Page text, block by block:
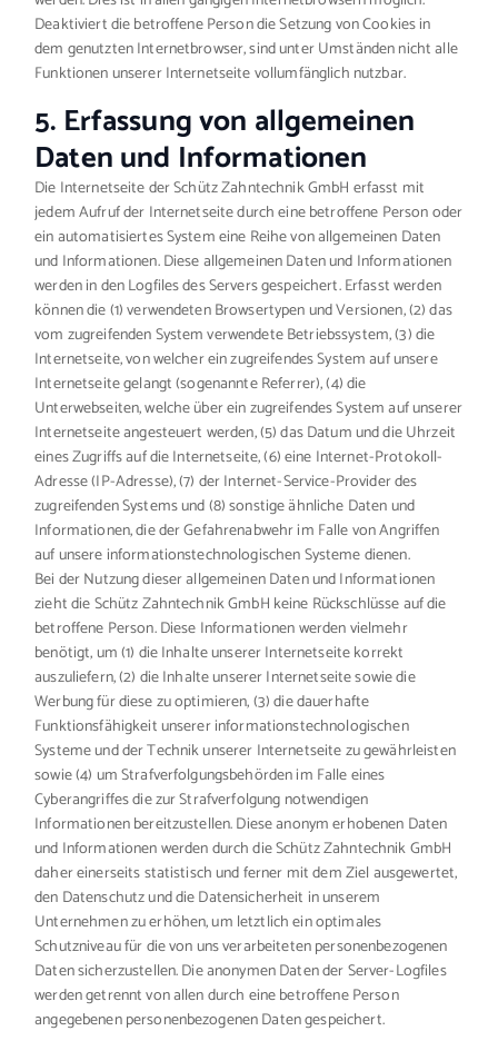
Deaktiviert die betroffene Person die Setzung von Cookies in
dem genutzten Internetbrowser, sind unter Umständen nicht alle
Funktionen unserer Internetseite vollumfänglich nutzbar.
5. Erfassung von allgemeinen
Daten und Informationen
Die Internetseite der Schütz Zahntechnik GmbH erfasst mit
jedem Aufruf der Internetseite durch eine betroffene Person oder
ein automatisiertes System eine Reihe von allgemeinen Daten
und Informationen. Diese allgemeinen Daten und Informationen
werden in den Logfiles des Servers gespeichert. Erfasst werden
können die (1) verwendeten Browsertypen und Versionen, (2) das
vom zugreifenden System verwendete Betriebssystem, (3) die
Internetseite, von welcher ein zugreifendes System auf unsere
Internetseite gelangt (sogenannte Referrer), (4) die
Unterwebseiten, welche über ein zugreifendes System auf unserer
Internetseite angesteuert werden, (5) das Datum und die Uhrzeit
eines Zugriffs auf die Internetseite, (6) eine Internet-Protokoll-
Adresse (IP-Adresse), (7) der Internet-Service-Provider des
zugreifenden Systems und (8) sonstige ähnliche Daten und
Informationen, die der Gefahrenabwehr im Falle von Angriffen
auf unsere informationstechnologischen Systeme dienen.
Bei der Nutzung dieser allgemeinen Daten und Informationen
zieht die Schütz Zahntechnik GmbH keine Rückschlüsse auf die
betroffene Person. Diese Informationen werden vielmehr
benötigt, um (1) die Inhalte unserer Internetseite korrekt
auszuliefern, (2) die Inhalte unserer Internetseite sowie die
Werbung für diese zu optimieren, (3) die dauerhafte
Funktionsfähigkeit unserer informationstechnologischen
Systeme und der Technik unserer Internetseite zu gewährleisten
sowie (4) um Strafverfolgungsbehörden im Falle eines
Cyberangriffes die zur Strafverfolgung notwendigen
Informationen bereitzustellen. Diese anonym erhobenen Daten
und Informationen werden durch die Schütz Zahntechnik GmbH
daher einerseits statistisch und ferner mit dem Ziel ausgewertet,
den Datenschutz und die Datensicherheit in unserem
Unternehmen zu erhöhen, um letztlich ein optimales
Schutzniveau für die von uns verarbeiteten personenbezogenen
Daten sicherzustellen. Die anonymen Daten der Server-Logfiles
werden getrennt von allen durch eine betroffene Person
angegebenen personenbezogenen Daten gespeichert.